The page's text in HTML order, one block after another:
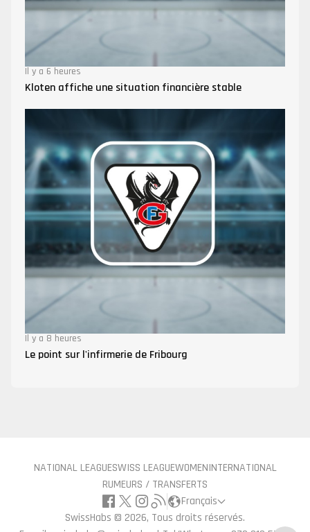
Il y a 6 heures
Kloten affiche une situation financière stable
Il y a 8 heures
Le point sur l'infirmerie de Fribourg
NATIONAL LEAGUESWISS LEAGUEWOMENINTERNATIONAL
RUMEURS / TRANSFERTS
Français
SwissHabs © 2026, Tous droits réservés.